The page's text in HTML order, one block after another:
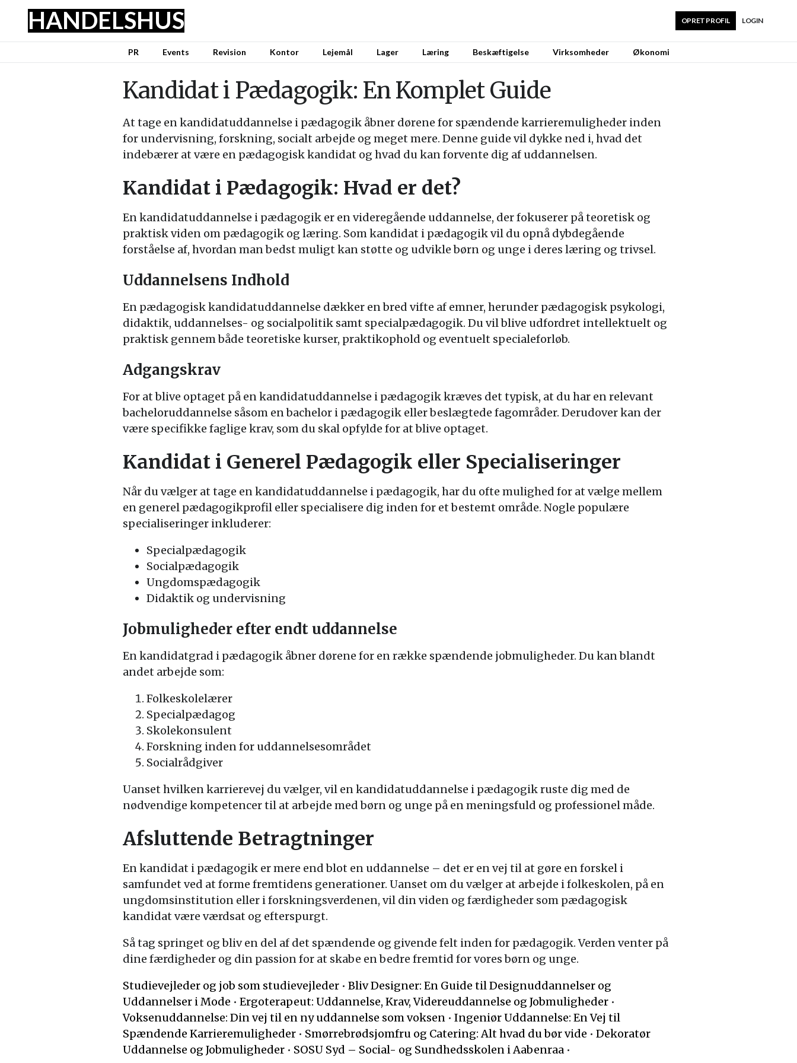
HANDELSHUS LOGIN
OPRET PROFIL
PR Events Revision Kontor Lejemål Lager Læring Beskæftigelse Virksomheder Økonomi
Kandidat i Pædagogik: En Komplet Guide
At tage en kandidatuddannelse i pædagogik åbner dørene for spændende karrieremuligheder inden
for undervisning, forskning, socialt arbejde og meget mere. Denne guide vil dykke ned i, hvad det
indebærer at være en pædagogisk kandidat og hvad du kan forvente dig af uddannelsen.
Kandidat i Pædagogik: Hvad er det?
En kandidatuddannelse i pædagogik er en videregående uddannelse, der fokuserer på teoretisk og
praktisk viden om pædagogik og læring. Som kandidat i pædagogik vil du opnå dybdegående
forståelse af, hvordan man bedst muligt kan støtte og udvikle børn og unge i deres læring og trivsel.
Uddannelsens Indhold
En pædagogisk kandidatuddannelse dækker en bred vifte af emner, herunder pædagogisk psykologi,
didaktik, uddannelses- og socialpolitik samt specialpædagogik. Du vil blive udfordret intellektuelt og
praktisk gennem både teoretiske kurser, praktikophold og eventuelt specialeforløb.
Adgangskrav
For at blive optaget på en kandidatuddannelse i pædagogik kræves det typisk, at du har en relevant
bacheloruddannelse såsom en bachelor i pædagogik eller beslægtede fagområder. Derudover kan der
være specifikke faglige krav, som du skal opfylde for at blive optaget.
Kandidat i Generel Pædagogik eller Specialiseringer
Når du vælger at tage en kandidatuddannelse i pædagogik, har du ofte mulighed for at vælge mellem
en generel pædagogikprofil eller specialisere dig inden for et bestemt område. Nogle populære
specialiseringer inkluderer:
Specialpædagogik
Socialpædagogik
Ungdomspædagogik
Didaktik og undervisning
Jobmuligheder efter endt uddannelse
En kandidatgrad i pædagogik åbner dørene for en række spændende jobmuligheder. Du kan blandt
andet arbejde som:
Folkeskolelærer
Specialpædagog
Skolekonsulent
Forskning inden for uddannelsesområdet
Socialrådgiver
Uanset hvilken karrierevej du vælger, vil en kandidatuddannelse i pædagogik ruste dig med de
nødvendige kompetencer til at arbejde med børn og unge på en meningsfuld og professionel måde.
Afsluttende Betragtninger
En kandidat i pædagogik er mere end blot en uddannelse – det er en vej til at gøre en forskel i
samfundet ved at forme fremtidens generationer. Uanset om du vælger at arbejde i folkeskolen, på en
ungdomsinstitution eller i forskningsverdenen, vil din viden og færdigheder som pædagogisk
kandidat være værdsat og efterspurgt.
Så tag springet og bliv en del af det spændende og givende felt inden for pædagogik. Verden venter på
dine færdigheder og din passion for at skabe en bedre fremtid for vores børn og unge.
Studievejleder og job som studievejleder • Bliv Designer: En Guide til Designuddannelser og
Uddannelser i Mode • Ergoterapeut: Uddannelse, Krav, Videreuddannelse og Jobmuligheder •
Voksenuddannelse: Din vej til en ny uddannelse som voksen • Ingeniør Uddannelse: En Vej til
Spændende Karrieremuligheder • Smørrebrødsjomfru og Catering: Alt hvad du bør vide • Dekoratør
Uddannelse og Jobmuligheder • SOSU Syd – Social- og Sundhedsskolen i Aabenraa •